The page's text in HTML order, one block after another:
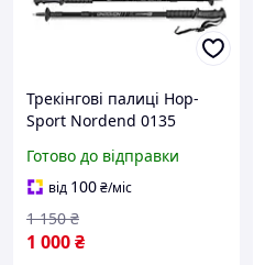
Трекінгові палиці Hop-
Sport Nordend 0135
Готово до відправки
від 100₴/міс
1 000₴
1 150 ₴